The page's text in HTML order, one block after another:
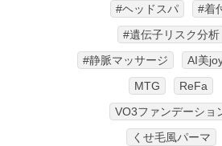
#ヘッドスパ
#着
#遺伝子リスク分析
#静脈マッサージ
AI美
MTG
ReFa
VO3ファンデーショ
くせ毛風パーマ